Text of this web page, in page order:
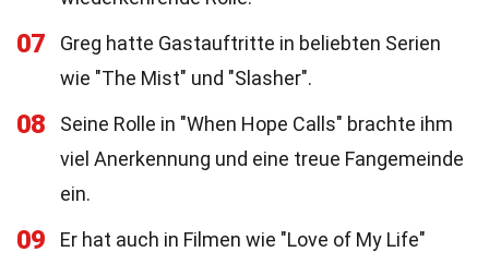
07
Greg hatte Gastauftritte in beliebten Serien
wie "The Mist" und "Slasher".
08
Seine Rolle in "When Hope Calls" brachte ihm
viel Anerkennung und eine treue Fangemeinde
ein.
09
Er hat auch in Filmen wie "Love of My Life"